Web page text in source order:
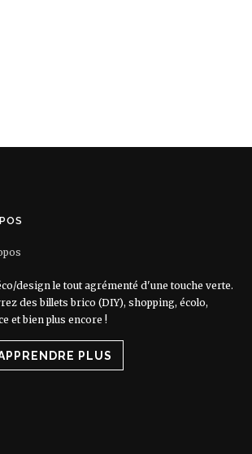
design le tout agrémenté d'une touche verte.
des billets brico (DIY), shopping, écolo,
et bien plus encore !
PLUS